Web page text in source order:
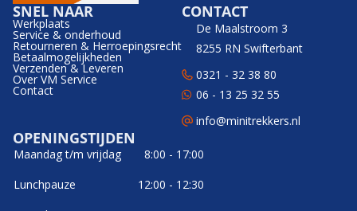
SNEL NAAR
Werkplaats
Service & onderhoud
Retourneren & Herroepingsrecht
Betaalmogelijkheden
Verzenden & Leveren
Over VM Service
Contact
CONTACT
De Maalstroom 3
8255 RN Swifterbant
0321 - 32 38 80
06 - 13 25 32 55
info@minitrekkers.nl
OPENINGSTIJDEN
Maandag t/m vrijdag
8:00 - 17:00
Lunchpauze
12:00 - 12:30